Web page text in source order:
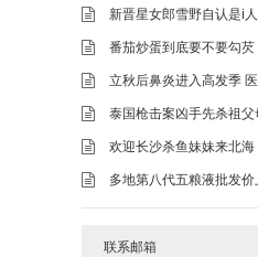
新晋星女郎雪野自认是i人
番茄炒蛋到底要不要勾芡
立秋后鼻炎进入高发季
泰国枪击案凶手先杀祖父
欢迎长沙杀鱼妹妹来北海
多地第八代五粮液批发价
联系邮箱